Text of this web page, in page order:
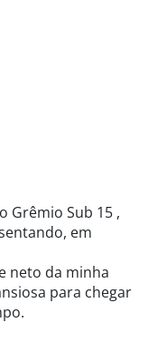
Grêmio Sub 15 ,
em
neto da minha
para chegar